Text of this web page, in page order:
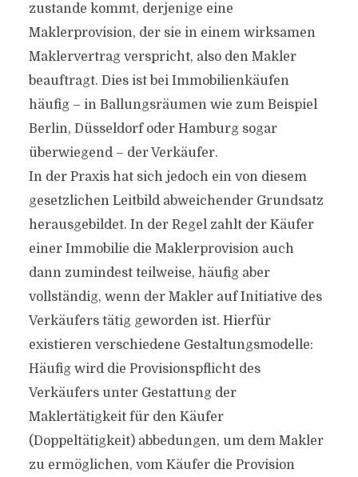
zustande kommt, derjenige eine
Maklerprovision, der sie in einem wirksamen
Maklervertrag verspricht, also den Makler
beauftragt. Dies ist bei Immobilienkäufen
häufig – in Ballungsräumen wie zum Beispiel
Berlin, Düsseldorf oder Hamburg sogar
überwiegend – der Verkäufer.
In der Praxis hat sich jedoch ein von diesem
gesetzlichen Leitbild abweichender Grundsatz
herausgebildet. In der Regel zahlt der Käufer
einer Immobilie die Maklerprovision auch
dann zumindest teilweise, häufig aber
vollständig, wenn der Makler auf Initiative des
Verkäufers tätig geworden ist. Hierfür
existieren verschiedene Gestaltungsmodelle:
Häufig wird die Provisionspflicht des
Verkäufers unter Gestattung der
Maklertätigkeit für den Käufer
(Doppeltätigkeit) abbedungen, um dem Makler
zu ermöglichen, vom Käufer die Provision